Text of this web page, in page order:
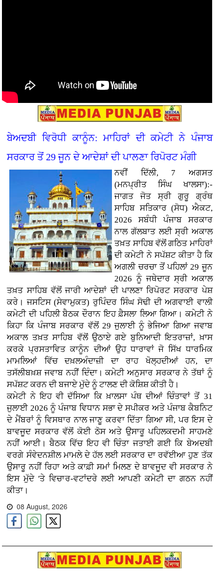
ਬੇਅਦਬੀ ਵਿਰੋਧੀ ਕਾਨੂੰਨ: ਮਾਹਿਰਾਂ ਦੀ ਕਮੇਟੀ ਨੇ ਪੰਜਾਬ
ਸਰਕਾਰ ਤੋਂ 29 ਜੂਨ ਦੇ ਆਦੇਸ਼ਾਂ ਦੀ ਪਾਲਣਾ ਰਿਪੋਰਟ ਮੰਗੀ
ਨਵੀਂ ਦਿੱਲੀ, 7 ਅਗਸਤ
(ਮਨਪ੍ਰੀਤ ਸਿੰਘ ਖਾਲਸਾ):-
ਜਾਗਤ ਜੋਤ ਸ੍ਰੀ ਗੁਰੂ ਗ੍ਰੰਥ
ਸਾਹਿਬ ਸਤਿਕਾਰ (ਸੋਧ) ਐਕਟ,
2026 ਸਬੰਧੀ ਪੰਜਾਬ ਸਰਕਾਰ
ਨਾਲ ਗੱਲਬਾਤ ਲਈ ਸ੍ਰੀ ਅਕਾਲ
ਤਖ਼ਤ ਸਾਹਿਬ ਵੱਲੋਂ ਗਠਿਤ ਮਾਹਿਰਾਂ
ਦੀ ਕਮੇਟੀ ਨੇ ਸਪੱਸ਼ਟ ਕੀਤਾ ਹੈ ਕਿ
ਅਗਲੀ ਚਰਚਾ ਤੋਂ ਪਹਿਲਾਂ 29 ਜੂਨ
2026 ਨੂੰ ਜਥੇਦਾਰ ਸ੍ਰੀ ਅਕਾਲ
ਤਖ਼ਤ ਸਾਹਿਬ ਵੱਲੋਂ ਜਾਰੀ ਆਦੇਸ਼ਾਂ ਦੀ ਪਾਲਣਾ ਰਿਪੋਰਟ ਸਰਕਾਰ ਪੇਸ਼
ਕਰੇ। ਜਸਟਿਸ (ਸੇਵਾਮੁਕਤ) ਰੁਪਿੰਦਰ ਸਿੰਘ ਸੋਢੀ ਦੀ ਅਗਵਾਈ ਵਾਲੀ
ਕਮੇਟੀ ਦੀ ਪਹਿਲੀ ਬੈਠਕ ਦੌਰਾਨ ਇਹ ਫ਼ੈਸਲਾ ਲਿਆ ਗਿਆ। ਕਮੇਟੀ ਨੇ
ਕਿਹਾ ਕਿ ਪੰਜਾਬ ਸਰਕਾਰ ਵੱਲੋਂ 29 ਜੁਲਾਈ ਨੂੰ ਭੇਜਿਆ ਗਿਆ ਜਵਾਬ
ਅਕਾਲ ਤਖ਼ਤ ਸਾਹਿਬ ਵੱਲੋਂ ਉਠਾਏ ਗਏ ਬੁਨਿਆਦੀ ਇਤਰਾਜ਼ਾਂ, ਖ਼ਾਸ
ਕਰਕੇ ਪ੍ਰਸਤਾਵਿਤ ਕਾਨੂੰਨ ਦੀਆਂ ਉਹ ਧਾਰਾਵਾਂ ਜੋ ਸਿੱਖ ਧਾਰਮਿਕ
ਮਾਮਲਿਆਂ ਵਿੱਚ ਦਖ਼ਲਅੰਦਾਜ਼ੀ ਦਾ ਰਾਹ ਖੋਲ੍ਹਦੀਆਂ ਹਨ, ਦਾ
ਤਸੱਲੀਬਖ਼ਸ਼ ਜਵਾਬ ਨਹੀਂ ਦਿੰਦਾ। ਕਮੇਟੀ ਅਨੁਸਾਰ ਸਰਕਾਰ ਨੇ ਤੱਥਾਂ ਨੂੰ
ਸਪੱਸ਼ਟ ਕਰਨ ਦੀ ਬਜਾਏ ਮੁੱਦੇ ਨੂੰ ਟਾਲਣ ਦੀ ਕੋਸ਼ਿਸ਼ ਕੀਤੀ ਹੈ।
ਕਮੇਟੀ ਨੇ ਇਹ ਵੀ ਦੱਸਿਆ ਕਿ ਖ਼ਾਲਸਾ ਪੰਥ ਦੀਆਂ ਚਿੰਤਾਵਾਂ ਤੋਂ 31
ਜੁਲਾਈ 2026 ਨੂੰ ਪੰਜਾਬ ਵਿਧਾਨ ਸਭਾ ਦੇ ਸਪੀਕਰ ਅਤੇ ਪੰਜਾਬ ਕੈਬਨਿਟ
ਦੇ ਮੈਂਬਰਾਂ ਨੂੰ ਵਿਸਥਾਰ ਨਾਲ ਜਾਣੂ ਕਰਵਾ ਦਿੱਤਾ ਗਿਆ ਸੀ, ਪਰ ਇਸ ਦੇ
ਬਾਵਜੂਦ ਸਰਕਾਰ ਵੱਲੋਂ ਕੋਈ ਠੋਸ ਅਤੇ ਉਸਾਰੂ ਪਹਿਲਕਦਮੀ ਸਾਹਮਣੇ
ਨਹੀਂ ਆਈ। ਬੈਠਕ ਵਿੱਚ ਇਹ ਵੀ ਚਿੰਤਾ ਜਤਾਈ ਗਈ ਕਿ ਬੇਅਦਬੀ
ਵਰਗੇ ਸੰਵੇਦਨਸ਼ੀਲ ਮਾਮਲੇ ਦੇ ਹੱਲ ਲਈ ਸਰਕਾਰ ਦਾ ਰਵੱਈਆ ਹੁਣ ਤੱਕ
ਉਸਾਰੂ ਨਹੀਂ ਰਿਹਾ ਅਤੇ ਕਾਫ਼ੀ ਸਮਾਂ ਮਿਲਣ ਦੇ ਬਾਵਜੂਦ ਵੀ ਸਰਕਾਰ ਨੇ
ਇਸ ਮੁੱਦੇ 'ਤੇ ਵਿਚਾਰ-ਵਟਾਂਦਰੇ ਲਈ ਆਪਣੀ ਕਮੇਟੀ ਦਾ ਗਠਨ ਨਹੀਂ
ਕੀਤਾ।
08 August, 2026